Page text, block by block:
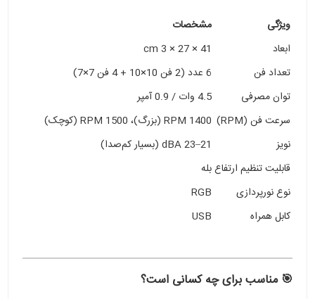
ویژگی
مشخصات
ابعاد
41 × 27 × 3 cm
تعداد فن
6 عدد (2 فن 10×10 + 4 فن 7×7)
توان مصرفی
4.5 وات / 0.9 آمپر
سرعت فن (RPM)
1400 RPM (بزرگ)، 1500 RPM (کوچک)
نویز
21–23 dBA (بسیار کم‌صدا)
قابلیت تنظیم ارتفاعبله
نوع نورپردازی
RGB
کابل همراه
USB
🎯 مناسب برای چه کسانی است؟